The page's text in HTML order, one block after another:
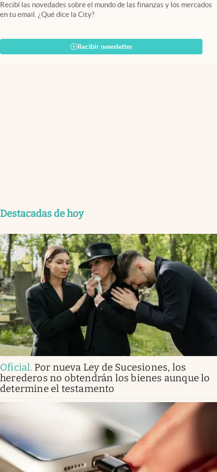
Recibí las novedades sobre el mundo de las finanzas y los mercados
en tu email. ¿Qué dice la City?
Recibir newsletter
Destacadas de hoy
Oficial. Por nueva Ley de Sucesiones, los
herederos no obtendrán los bienes aunque lo
determine el testamento